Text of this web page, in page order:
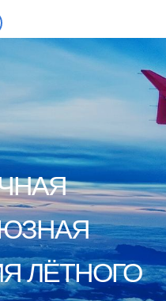
ЛЁТНОГО